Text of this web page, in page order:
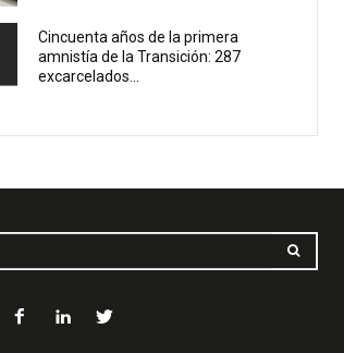
Cincuenta años de la primera
amnistía de la Transición: 287
excarcelados...